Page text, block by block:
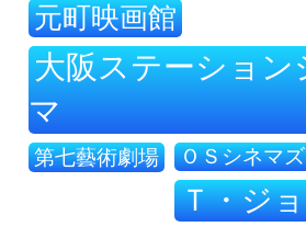
元町映画館
大阪ステーション
マ
第七藝術劇場 ＯＳシネマ
Ｔ・ジ